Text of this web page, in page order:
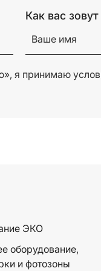
Как вас зовут
я принимаю
ЭКО
оборудование,
и фотозоны